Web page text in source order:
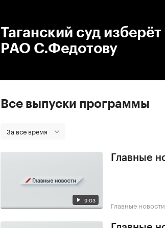
Таганский суд
РАО С.Федотову
Все выпуски программы
За все время
9:03
Главные
Главные новости